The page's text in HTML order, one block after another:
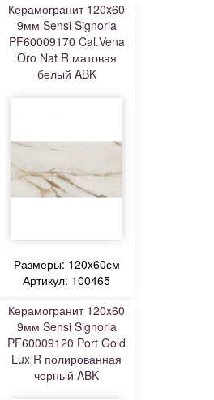
Керамогранит 120x60
9мм Sensi Signoria
PF60009170 Cal.Vena
Oro Nat R матовая
белый ABK
Размеры: 120x60см
Артикул: 100465
Керамогранит 120x60
9мм Sensi Signoria
PF60009120 Port Gold
Lux R полированная
черный ABK